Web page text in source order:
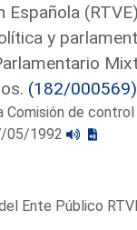
Española
y
(182/000569)
Comisión de
05/1992
Ente Público